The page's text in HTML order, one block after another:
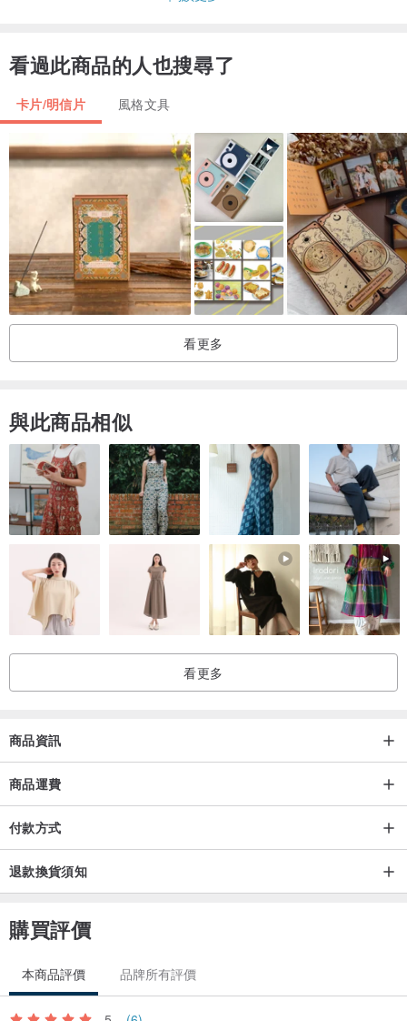
■ 材質
■注意事項
商品呈現的顏色會因電腦螢幕而有色差，圖片僅供參考，顏色請以實
際收到商品為準。
如對收到商品有任何疑問，請來電或以E-mail詢問。
〈Smohouse‧思默好時〉
是一個原創插畫品牌，我們的品牌精神，是帶給大家一種繪本式的、
幽默溫暖的生活風格。
我們創造出一個存在於繪本世界裡的「思默鎮」，在這個鎮上，也有
■產地/製造方式
100%臺灣在地生產
看過此商品的人也搜尋了
卡片/明信片 風格文具
看更多
與此商品相似
看更多
商品資訊
商品運費
付款方式
退款換貨須知
購買評價
本商品評價 品牌所有評價